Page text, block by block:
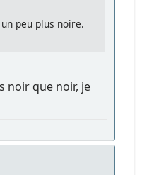
peu plus noire.
noir que noir, je